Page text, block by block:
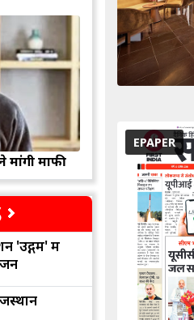
मांगी माफी
'उद्गम' में
EPAPER